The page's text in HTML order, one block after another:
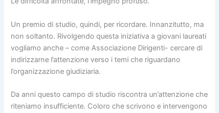
Un premio di studio, quindi, per ricordare. Innanzitutto, ma
non soltanto. Rivolgendo questa iniziativa a giovani laureati
vogliamo anche – come Associazione Dirigenti- cercare di
indirizzarne l’attenzione verso i temi che riguardano
l’organizzazione giudiziaria.
Da anni questo campo di studio riscontra un’attenzione che
riteniamo insufficiente. Coloro che scrivono e intervengono